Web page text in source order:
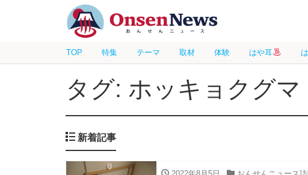
TOP 特集 テーマ 取材 体験 はや耳
タグ: ホッキョクグマ
新着記事